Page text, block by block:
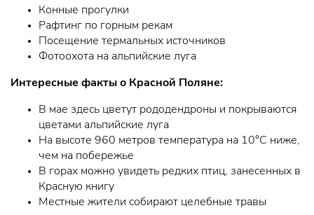
Конные прогулки
Рафтинг по горным рекам
Посещение термальных источников
Фотоохота на альпийские луга
Интересные факты о Красной Поляне:
В мае здесь цветут рододендроны и покрываются
цветами альпийские луга
На высоте 960 метров температура на 10°C ниже,
чем на побережье
В горах можно увидеть редких птиц, занесенных в
Красную книгу
Местные жители собирают целебные травы